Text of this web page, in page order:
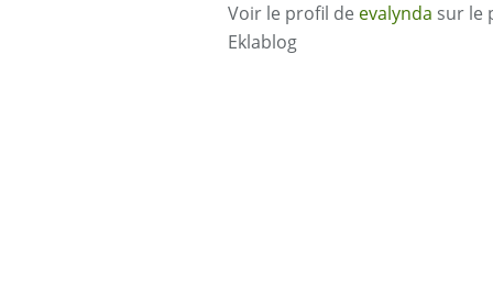
Voir le profil de evalynda sur le
Eklablog